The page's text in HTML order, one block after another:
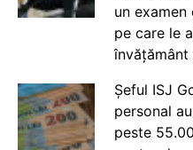
un
pe care le
Șeful ISJ
personal
peste